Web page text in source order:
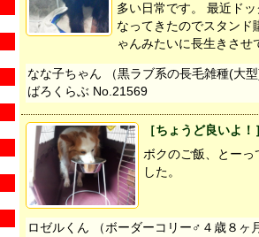
多い日常です。 最近ド
なってきたのでスタンド
ゃんみたいに長生きさせ
なな子ちゃん （黒ラブ系の長毛雑種(大
ばろくらぶ No.21569
［ちょうど良いよ！
ボクのご飯、とーっ
した。
ロゼルくん （ボーダーコリー♂４歳８ヶ